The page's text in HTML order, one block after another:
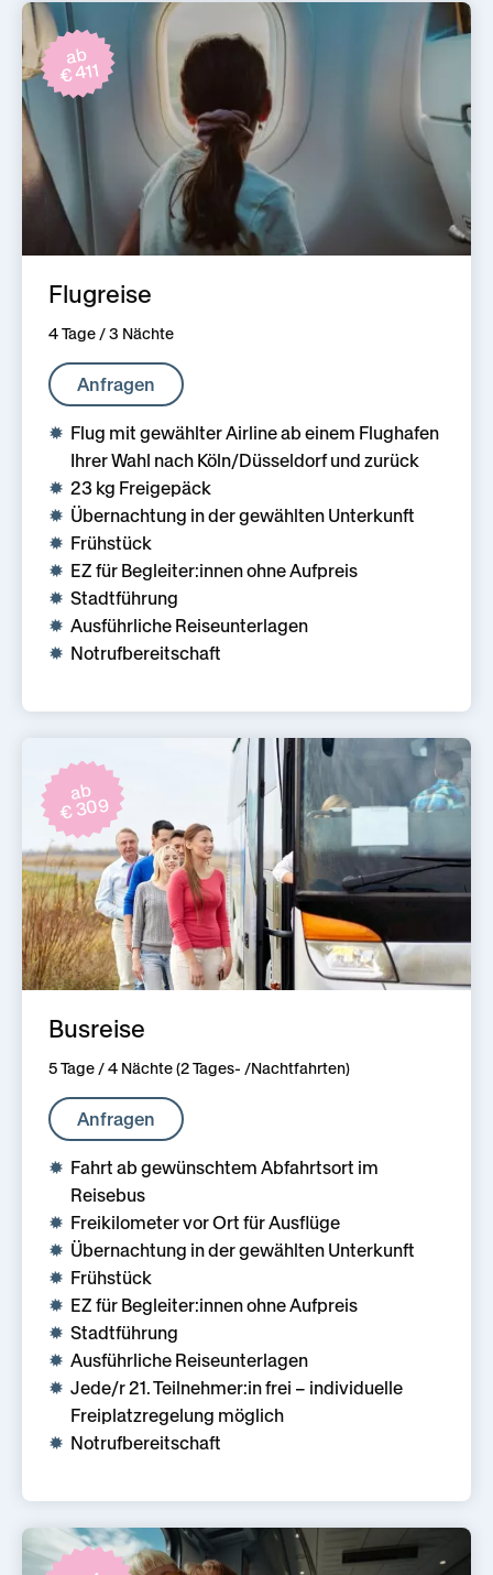
ab
€ 411
Flugreise
4 Tage / 3 Nächte
Anfragen
Flug mit gewählter Airline ab einem Flughafen
Ihrer Wahl nach Köln/Düsseldorf und zurück
23 kg Freigepäck
Übernachtung in der gewählten Unterkunft
Frühstück
EZ für Begleiter:innen ohne Aufpreis
Stadtführung
Ausführliche Reiseunterlagen
Notrufbereitschaft
ab
€ 309
Busreise
5 Tage / 4 Nächte (2 Tages- /Nachtfahrten)
Anfragen
Fahrt ab gewünsch­tem Abfahrts­ort im
Reisebus
Freikilometer vor Ort für Ausflüge
Übernachtung in der gewählten Unterkunft
Frühstück
EZ für Begleiter:innen ohne Aufpreis
Stadtführung
Ausführliche Reiseunterlagen
Jede/r 21. Teilnehmer:in frei – individuelle
Freiplatzregelung möglich
Notrufbereitschaft